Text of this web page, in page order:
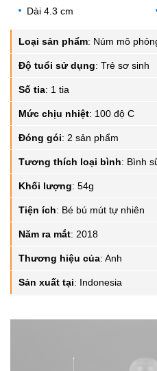
Dài 4.3 cm
Loại sản phẩm: Núm mô
Độ tuổi sử dụng: Trẻ sơ sinh
Số tia: 1 tia
Mức chịu nhiệt: 100 độ C
Đóng gói: 2 sản phẩm
Tương thích loại bình: Bình
Khối lượng: 54g
Tiện ích: Bé bú mút tự nhiên
Năm ra mắt: 2018
Thương hiệu của: Anh
Sản xuất tại: Indonesia